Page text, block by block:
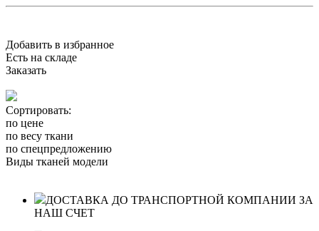
Добавить в избранное
Есть на складе
Заказать
Сортировать:
по цене
по весу ткани
по спецпредложению
Виды тканей модели
ДОСТАВКА ДО ТРАНСПОРТНОЙ КОМПАНИИ ЗА
НАШ СЧЕТ